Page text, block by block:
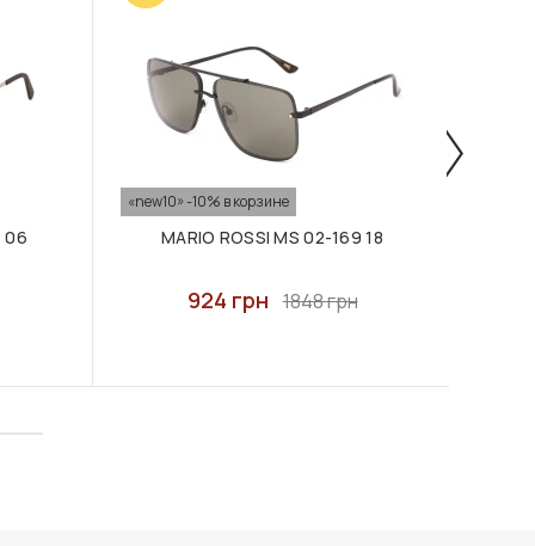
06
«new10» -10% в корзине
MARIO ROSSI MS 02-169 18
924 грн 1848 грн